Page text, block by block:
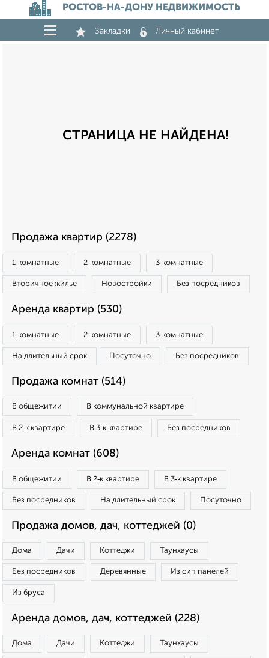
РОСТОВ-НА-ДОНУ НЕДВИЖИМОСТЬ
Закладки Личный кабинет
СТРАНИЦА НЕ НАЙДЕНА!
Продажа квартир (2278)
1‑комнатные 2‑комнатные 3‑комнатные
Вторичное жилье Новостройки Без посредников
Аренда квартир (530)
1‑комнатные 2‑комнатные 3‑комнатные
На длительный срок Посуточно Без посредников
Продажа комнат (514)
В общежитии В коммунальной квартире
В 2‑к квартире В 3‑к квартире Без посредников
Аренда комнат (608)
В общежитии В 2‑к квартире В 3‑к квартире
Без посредников На длительный срок Посуточно
Продажа домов, дач, коттеджей (0)
Дома Дачи Коттеджи Таунхаусы
Без посредников Деревянные Из сип панелей
Из бруса
Аренда домов, дач, коттеджей (228)
Дома Дачи Коттеджи Таунхаусы